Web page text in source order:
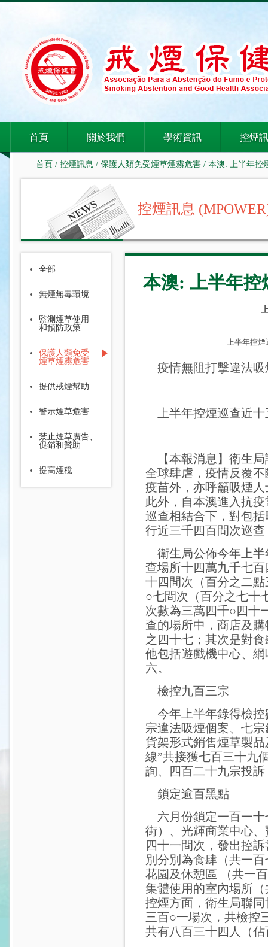
首頁 關於我們 學術資訊 控煙
首頁 / 控煙訊息 / 保護人類免受煙草煙霧危害/ 本澳: 上半年控
控煙訊息
全部
無煙無毒環境
監測煙草使用
和預防政策
保護人類免受
煙草煙霧危害
提供戒煙幫助
警示煙草危害
禁止煙草廣告、
促銷和贊助
提高煙稅
本澳: 上半年控
上半年控煙
疫情無阻打擊違法吸
上半年控煙巡查近十
【本報消息】衛生局
全球肆虐，疫情反覆
疫苗外，亦呼籲吸煙
此外，自本澳進入抗
巡查相結合下，對包
行近三千四百間次巡
衛生局公佈今年上半
查場所十四萬九千七
十四間次（百分之二
○七間次（百分之七十
次數為三萬四千○四十
查的場所中，商店及
之四十七；其次是對
他包括遊戲機中心、
六。
檢控九百三宗
今年上半年錄得檢控
宗違法吸煙個案、七
貨架形式銷售煙草製
線”共接獲七百三十九
詢、四百二十九宗投
鎖定逾百黑點
六月份鎖定一百一十
街）、光輝商業中心
四十一間次，發出控
別分別為食肆（共一
花園及休憩區 （共一
集體使用的室內場所
控煙方面，衛生局聯
三百○一場次，共檢控
共有八百三十四人（